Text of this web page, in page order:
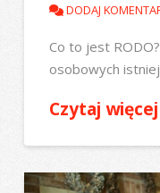
DODAJ
Co to jest
osobowych
Czytaj więcej